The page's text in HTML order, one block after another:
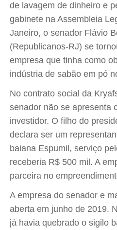
de lavagem de dinheiro e
gabinete na Assembleia
Janeiro, o senador Flávio
(Republicanos-RJ) se
empresa que tinha como
indústria de sabão em pó
No contrato social da
senador não se apresenta
investidor. O filho do
declara ser um
baiana Espumil, serviço
receberia R$ 500 mil. A
parceira no
A empresa do senador e
aberta em junho de 2019.
já havia quebrado o sigilo